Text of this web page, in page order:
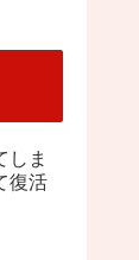
しま
復活